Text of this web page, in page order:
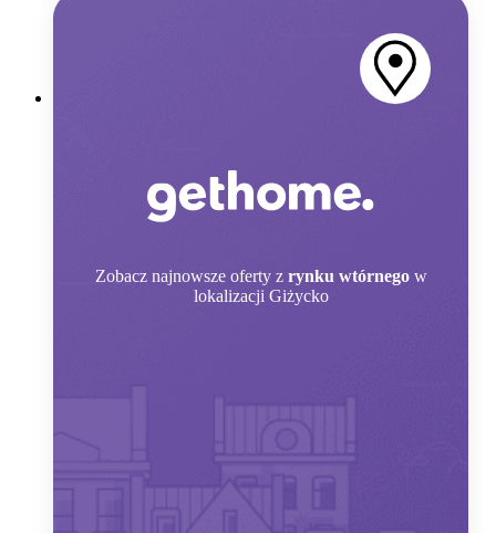
Zobacz najnowsze oferty z rynku wtórnego w
lokalizacji Giżycko